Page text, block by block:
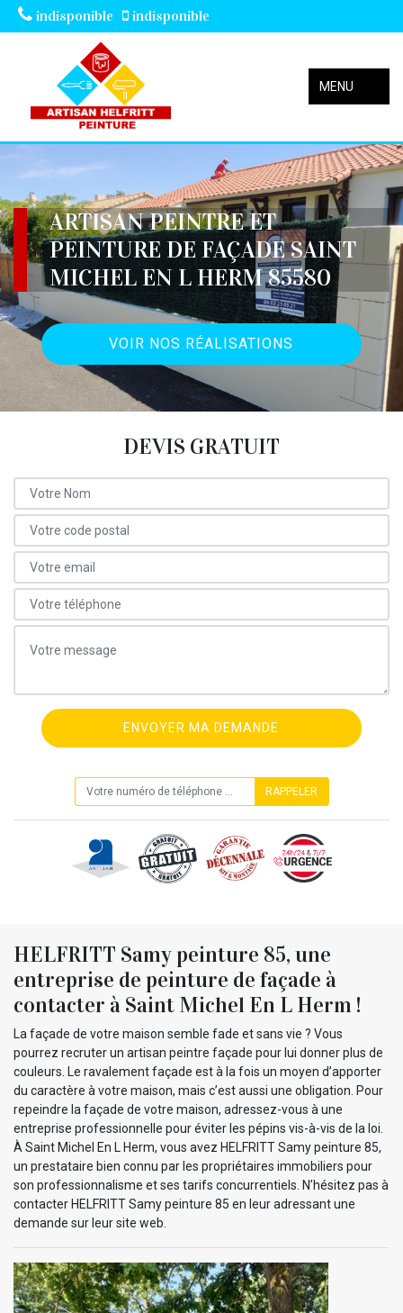
indisponible indisponible
MENU
ARTISAN PEINTRE ET
PEINTURE DE FAÇADE SAINT
MICHEL EN L HERM 85580
VOIR NOS RÉALISATIONS
DEVIS GRATUIT
HELFRITT Samy peinture 85, une
entreprise de peinture de façade à
contacter à Saint Michel En L Herm !
La façade de votre maison semble fade et sans vie ? Vous
pourrez recruter un artisan peintre façade pour lui donner plus de
couleurs. Le ravalement façade est à la fois un moyen d’apporter
du caractère à votre maison, mais c’est aussi une obligation. Pour
repeindre la façade de votre maison, adressez-vous à une
entreprise professionnelle pour éviter les pépins vis-à-vis de la loi.
À Saint Michel En L Herm, vous avez HELFRITT Samy peinture 85,
un prestataire bien connu par les propriétaires immobiliers pour
son professionnalisme et ses tarifs concurrentiels. N’hésitez pas à
contacter HELFRITT Samy peinture 85 en leur adressant une
demande sur leur site web.